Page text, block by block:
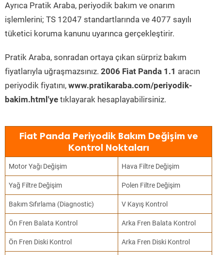
Ayrıca Pratik Araba, periyodik bakım ve onarım
işlemlerini; TS 12047 standartlarında ve 4077 sayılı
tüketici koruma kanunu uyarınca gerçekleştirir.
Pratik Araba, sonradan ortaya çıkan sürpriz bakım
fiyatlarıyla uğraşmazsınız. 2006 Fiat Panda 1.1 aracın
periyodik fiyatını, www.pratikaraba.com/periyodik-
bakim.html'ye tıklayarak hesaplayabilirsiniz.
Fiat Panda Periyodik Bakım Değişim ve
Kontrol Noktaları
Motor Yağı Değişim Hava Filtre Değişim
Yağ Filtre Değişim Polen Filtre Değişim
Bakım Sıfırlama (Diagnostic) V Kayış Kontrol
Ön Fren Balata Kontrol Arka Fren Balata Kontrol
Ön Fren Diski Kontrol Arka Fren Diski Kontrol